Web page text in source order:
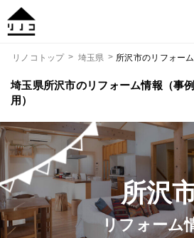
リノコトップ 埼玉県 所沢市のリフォー
埼玉県所沢市のリフォーム情報（事
用）
所沢
リフォーム